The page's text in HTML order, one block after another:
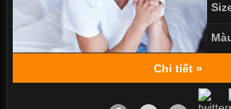
Chi tiết »